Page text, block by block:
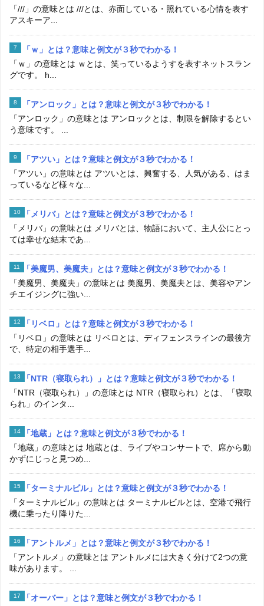
「///」の意味とは ///とは、赤面している・照れている心情を表す
アスキーア...
「ｗ」とは？意味と例文が３秒でわかる！
「ｗ」の意味とは ｗとは、笑っているようすを表すネットスラン
グです。 h...
「アンロック」とは？意味と例文が３秒でわかる！
「アンロック」の意味とは アンロックとは、制限を解除するとい
う意味です。 ...
「アツい」とは？意味と例文が３秒でわかる！
「アツい」の意味とは アツいとは、興奮する、人気がある、はま
っているなど様々な...
「メリバ」とは？意味と例文が３秒でわかる！
「メリバ」の意味とは メリバとは、物語において、主人公にとっ
ては幸せな結末であ...
「美魔男、美魔夫」とは？意味と例文が３秒でわかる！
「美魔男、美魔夫」の意味とは 美魔男、美魔夫とは、美容やアン
チエイジングに強い...
「リベロ」とは？意味と例文が３秒でわかる！
「リベロ」の意味とは リベロとは、ディフェンスラインの最後方
で、特定の相手選手...
「NTR（寝取られ）」とは？意味と例文が３秒でわかる！
「NTR（寝取られ）」の意味とは NTR（寝取られ）とは、「寝取
られ」のインタ...
「地蔵」とは？意味と例文が３秒でわかる！
「地蔵」の意味とは 地蔵とは、ライブやコンサートで、席から動
かずにじっと見つめ...
「ターミナルビル」とは？意味と例文が３秒でわかる！
「ターミナルビル」の意味とは ターミナルビルとは、空港で飛行
機に乗ったり降りた...
「アントルメ」とは？意味と例文が３秒でわかる！
「アントルメ」の意味とは アントルメには大きく分けて2つの意
味があります。 ...
「オーバー」とは？意味と例文が３秒でわかる！